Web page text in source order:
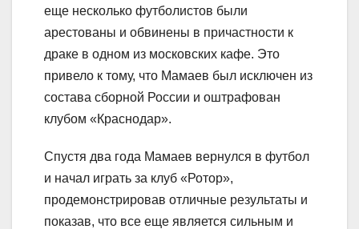
еще несколько футболистов были
арестованы и обвинены в причастности к
драке в одном из московских кафе. Это
привело к тому, что Мамаев был исключен из
состава сборной России и оштрафован
клубом «Краснодар».
Спустя два года Мамаев вернулся в футбол
и начал играть за клуб «Ротор»,
продемонстрировав отличные результаты и
показав, что все еще является сильным и